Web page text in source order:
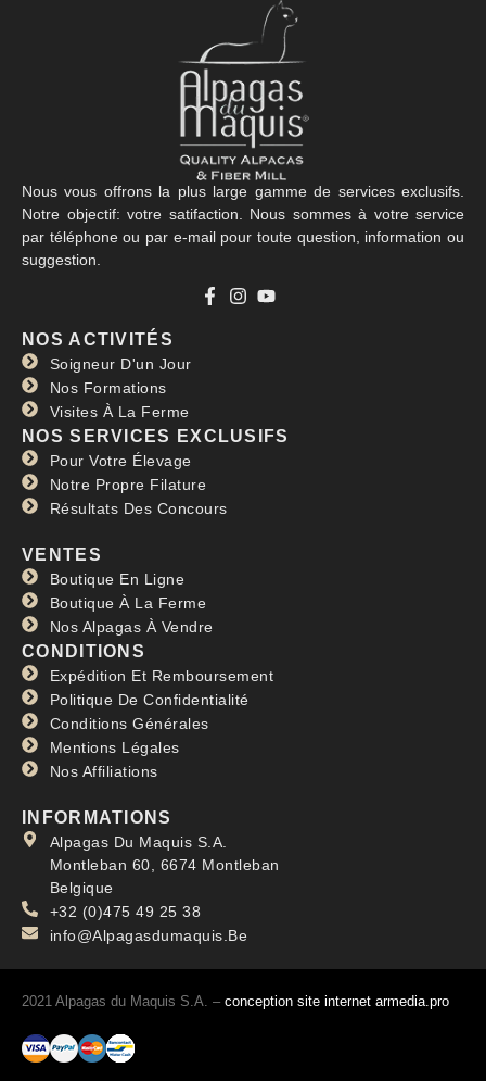
Nous vous offrons la plus large gamme de services exclusifs.
Notre objectif: votre satifaction. Nous sommes à votre service
par téléphone ou par e-mail pour toute question, information ou
suggestion.
NOS ACTIVITÉS
Soigneur D'un Jour
Nos Formations
Visites À La Ferme
NOS SERVICES EXCLUSIFS
Pour Votre Élevage
Notre Propre Filature
Résultats Des Concours
VENTES
Boutique En Ligne
Boutique À La Ferme
Nos Alpagas À Vendre
CONDITIONS
Expédition Et Remboursement
Politique De Confidentialité
Conditions Générales
Mentions Légales
Nos Affiliations
INFORMATIONS
Alpagas Du Maquis S.A.
Montleban 60, 6674 Montleban
Belgique
+32 (0)475 49 25 38
info@Alpagasdumaquis.Be
2021 Alpagas du Maquis S.A. – conception site internet armedia.pro